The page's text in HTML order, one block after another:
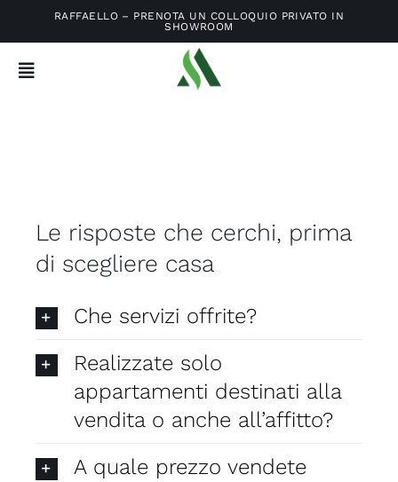
content
RAFFAELLO – PRENOTA UN COLLOQUIO PRIVATO IN
SHOWROOM
Toggle
Acquista con noi
Magazine
Le risposte che cerchi, prima
di scegliere casa
Che servizi offrite?
Realizzate solo
appartamenti destinati alla
vendita o anche all’affitto?
A quale prezzo vendete